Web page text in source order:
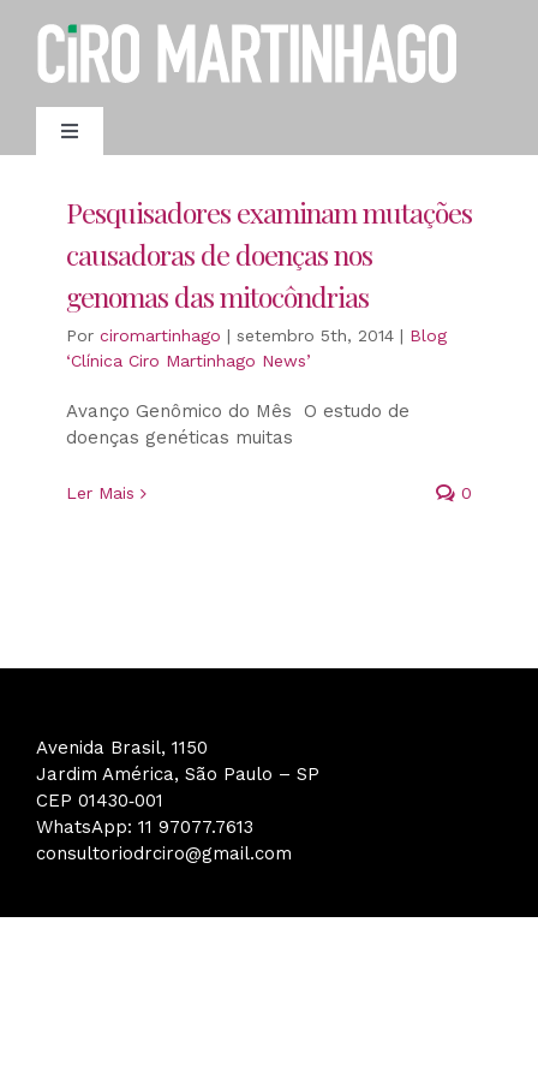
para
Toggle
Pesquisadores examinam mutações
causadoras de doenças nos
genomas das mitocôndrias
Por ciromartinhago | setembro 5th, 2014 | Blog
‘Clínica Ciro Martinhago News’
Avanço Genômico do Mês O estudo de
doenças genéticas muitas
Ler Mais 0
Avenida Brasil, 1150
Jardim América, São Paulo – SP
CEP 01430‑001
WhatsApp: 11 97077.7613
consultoriodrciro@gmail.com